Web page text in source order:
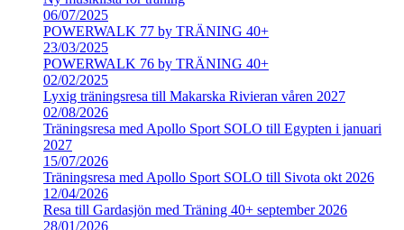
06/07/2025
POWERWALK 77 by TRÄNING 40+
23/03/2025
POWERWALK 76 by TRÄNING 40+
02/02/2025
Lyxig träningsresa till Makarska Rivieran våren 2027
02/08/2026
Träningsresa med Apollo Sport SOLO till Egypten i januari
2027
15/07/2026
Träningsresa med Apollo Sport SOLO till Sivota okt 2026
12/04/2026
Resa till Gardasjön med Träning 40+ september 2026
28/01/2026